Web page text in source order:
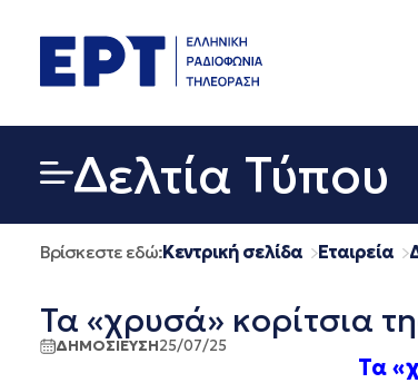
περιεχόμενο
Δελτία Τύπου
Βρίσκεστε εδώ:Κεντρική σελίδα Εταιρεία
Τα «χρυσά» κορίτσια
ΔΗΜΟΣΙΕΥΣΗ25/07/25
Τα